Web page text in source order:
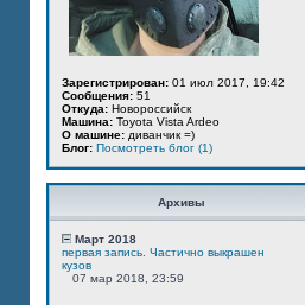
Зарегистрирован: 01 июл 2017, 19:42
Сообщения: 51
Откуда: Новороссийск
Машина: Toyota Vista Ardeo
О машине: диванчик =)
Блог: Посмотреть блог (1)
Архивы
Март 2018
первая запись. Частично выкрашен
кузов
07 мар 2018, 23:59